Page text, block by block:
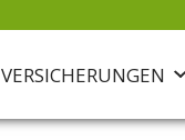
VERSICHERUNGEN